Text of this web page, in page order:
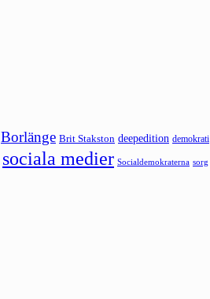
Borlänge Brit Stakston deepedition demokrati
sociala medier Socialdemokraterna sorg